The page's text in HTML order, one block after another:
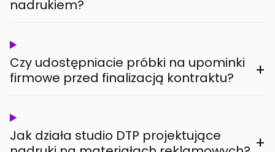
nadrukiem?
Czy udostępniacie próbki na upominki
firmowe przed finalizacją kontraktu?
+
Jak działa studio DTP projektujące
+